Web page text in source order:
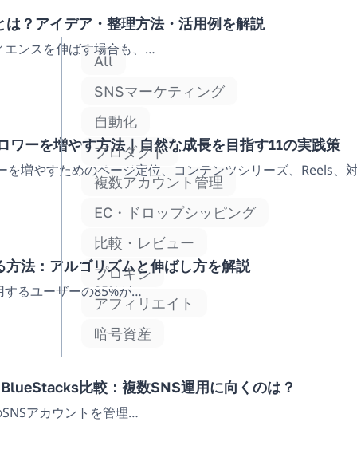
All
SNSマーケティング
自動化
プロダクト
複数アカウント管理
EC・ドロップシッピング
比較・レビュー
プロキシ
アフィリエイト
暗号資産
？アイデア・整理方法・活用例を解説
ンスを伸ばす場合も、…
ワーを増やす方法｜自然な成長を目指す11の実践策
を増やすためのページ定位、コンテンツシリーズ、Reels、
法：アルゴリズムと伸ばし方を解説
るユーザーの85%が…
比較：複数SNS運用に向くのは？
アカウントを管理…